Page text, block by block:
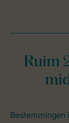
Ruim
Bestemmingen